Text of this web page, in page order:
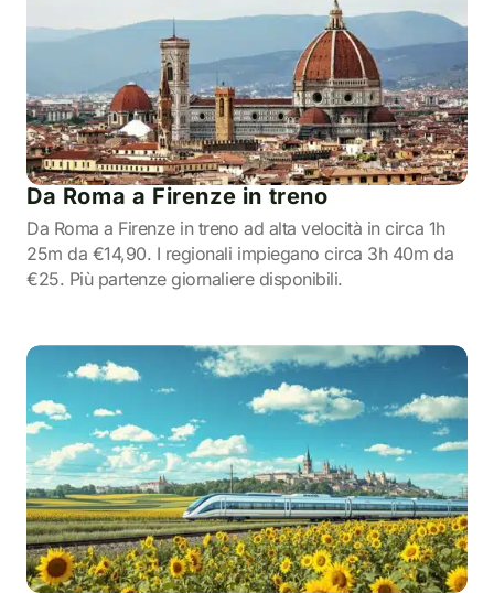
Da Roma a Firenze in treno
Da Roma a Firenze in treno ad alta velocità in circa 1h
25m da €14,90. I regionali impiegano circa 3h 40m da
€25. Più partenze giornaliere disponibili.